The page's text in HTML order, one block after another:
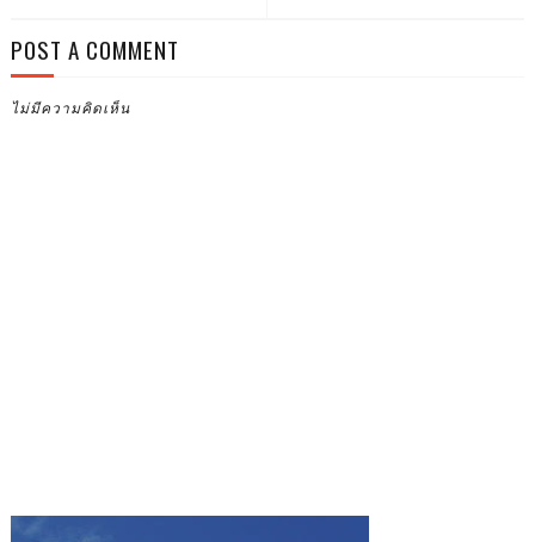
POST A COMMENT
ไม่มีความคิดเห็น